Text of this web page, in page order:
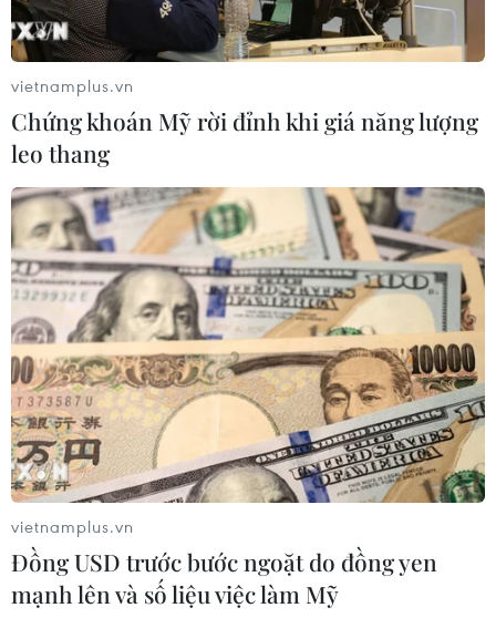
Xem thêm
CƠ QUAN CHỦ QUẢN: THÔNG TẤN XÃ VIỆT NAM
Tổng Biên tập: TRẦN TIẾN DUẨN
Phó Tổng Biên tập: NGUYỄN THỊ TÁM, KHÚC THANH
THỦY
Sở hữu trí tuệ
Quy định sử dụng
RSS
Hỗ trợ
Ngôn ngữ
TTXVN
Dịch vụ tin
Liên hệ
vietnamplus.vn
Chứng khoán Mỹ rời đỉnh khi giá năng lượng
leo thang
vietnamplus.vn
Đồng USD trước bước ngoặt do đồng yen
mạnh lên và số liệu việc làm Mỹ